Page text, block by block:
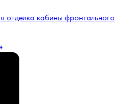
отделка кабины фронтального